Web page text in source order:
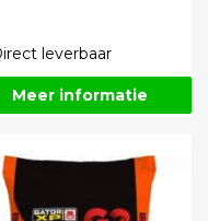
leverbaar
Meer informatie